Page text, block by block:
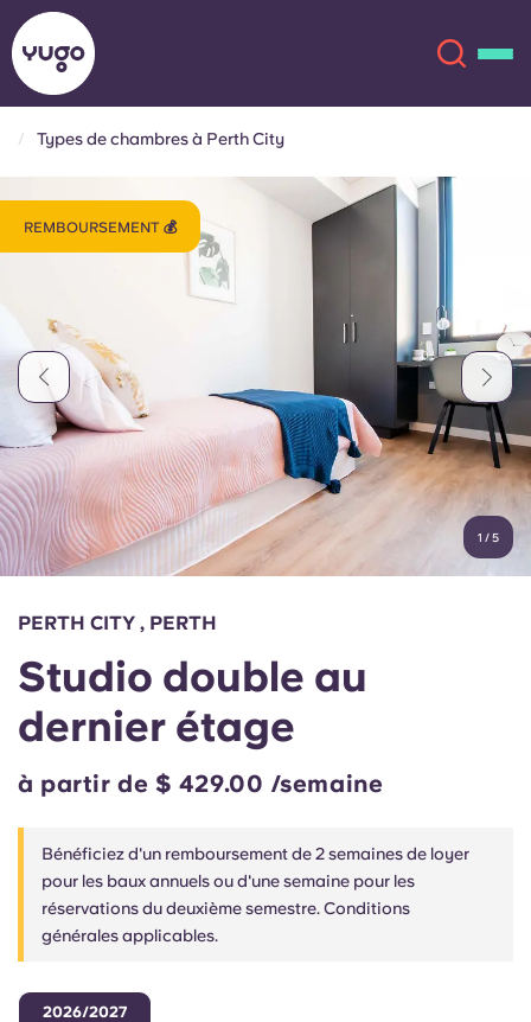
Lieux
Plus
Compte Langue
English (GB)
Chinese
Español
Deutsch
Italian
Sélectionnez un pays
Se connecter
Réservez maintenant
English (US)
Español
Italian French
Portuguese
Types de chambres à Perth City
REMBOURSEMENT 💰
1 /5
PERTH CITY , PERTH
Studio double au
dernier étage
à partir de $ 429.00 /semaine
Bénéficiez d'un remboursement de 2 semaines de loyer
pour les baux annuels ou d'une semaine pour les
réservations du deuxième semestre. Conditions
générales applicables.
2026/2027